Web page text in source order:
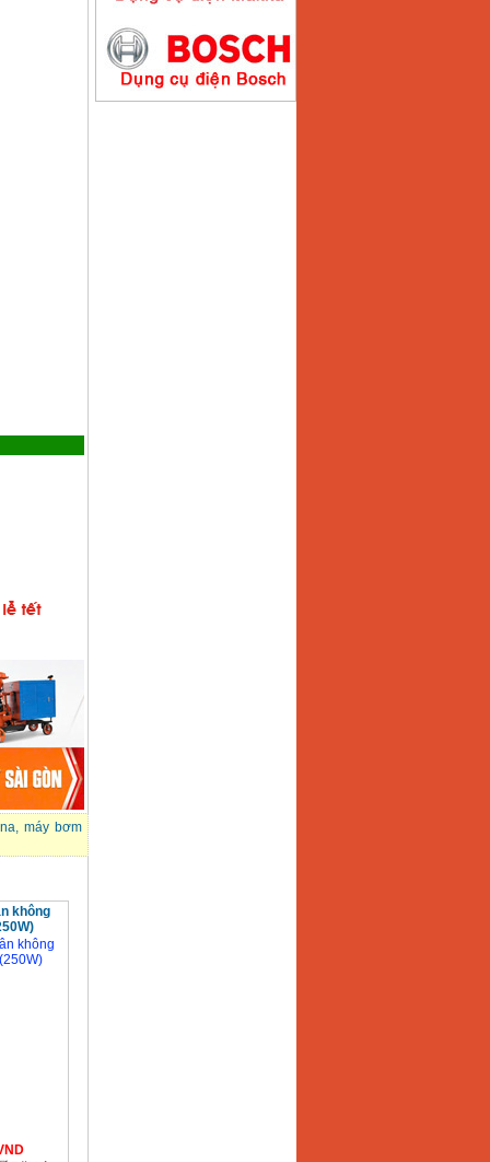
, máy bơm
không
Máy hàn que điện tử
Hồng ký HK200E
Giá :4100000VND